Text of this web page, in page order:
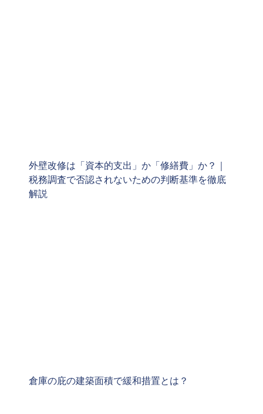
外壁改修は「資本的支出」か「修繕費」か？｜
税務調査で否認されないための判断基準を徹底
解説
倉庫の庇の建築面積で緩和措置とは？